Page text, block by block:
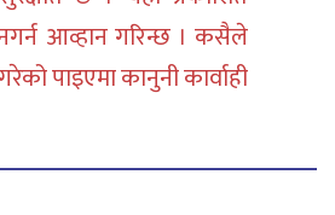
आव्हान गरिन्छ । कसैले
पाइएमा कानुनी कार्वाही